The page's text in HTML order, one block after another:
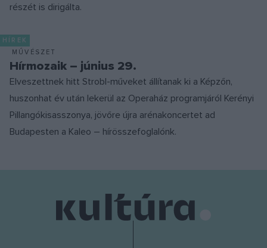
részét is dirigálta.
HÍREK
MŰVÉSZET
Hírmozaik – június 29.
Elveszettnek hitt Strobl-műveket állítanak ki a Képzőn,
huszonhat év után lekerül az Operaház programjáról Kerényi
Pillangókisasszonya, jövőre újra arénakoncertet ad
Budapesten a Kaleo – hírösszefoglalónk.